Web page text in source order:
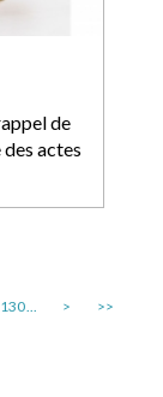
de
actes
130... > >>